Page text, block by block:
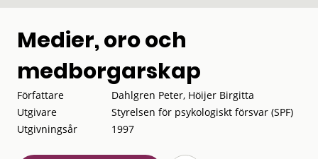
Medier, oro och
medborgarskap
Författare
Dahlgren Peter, Höijer Birgitta
Utgivare
Styrelsen för psykologiskt försvar (SPF)
Utgivningsår
1997